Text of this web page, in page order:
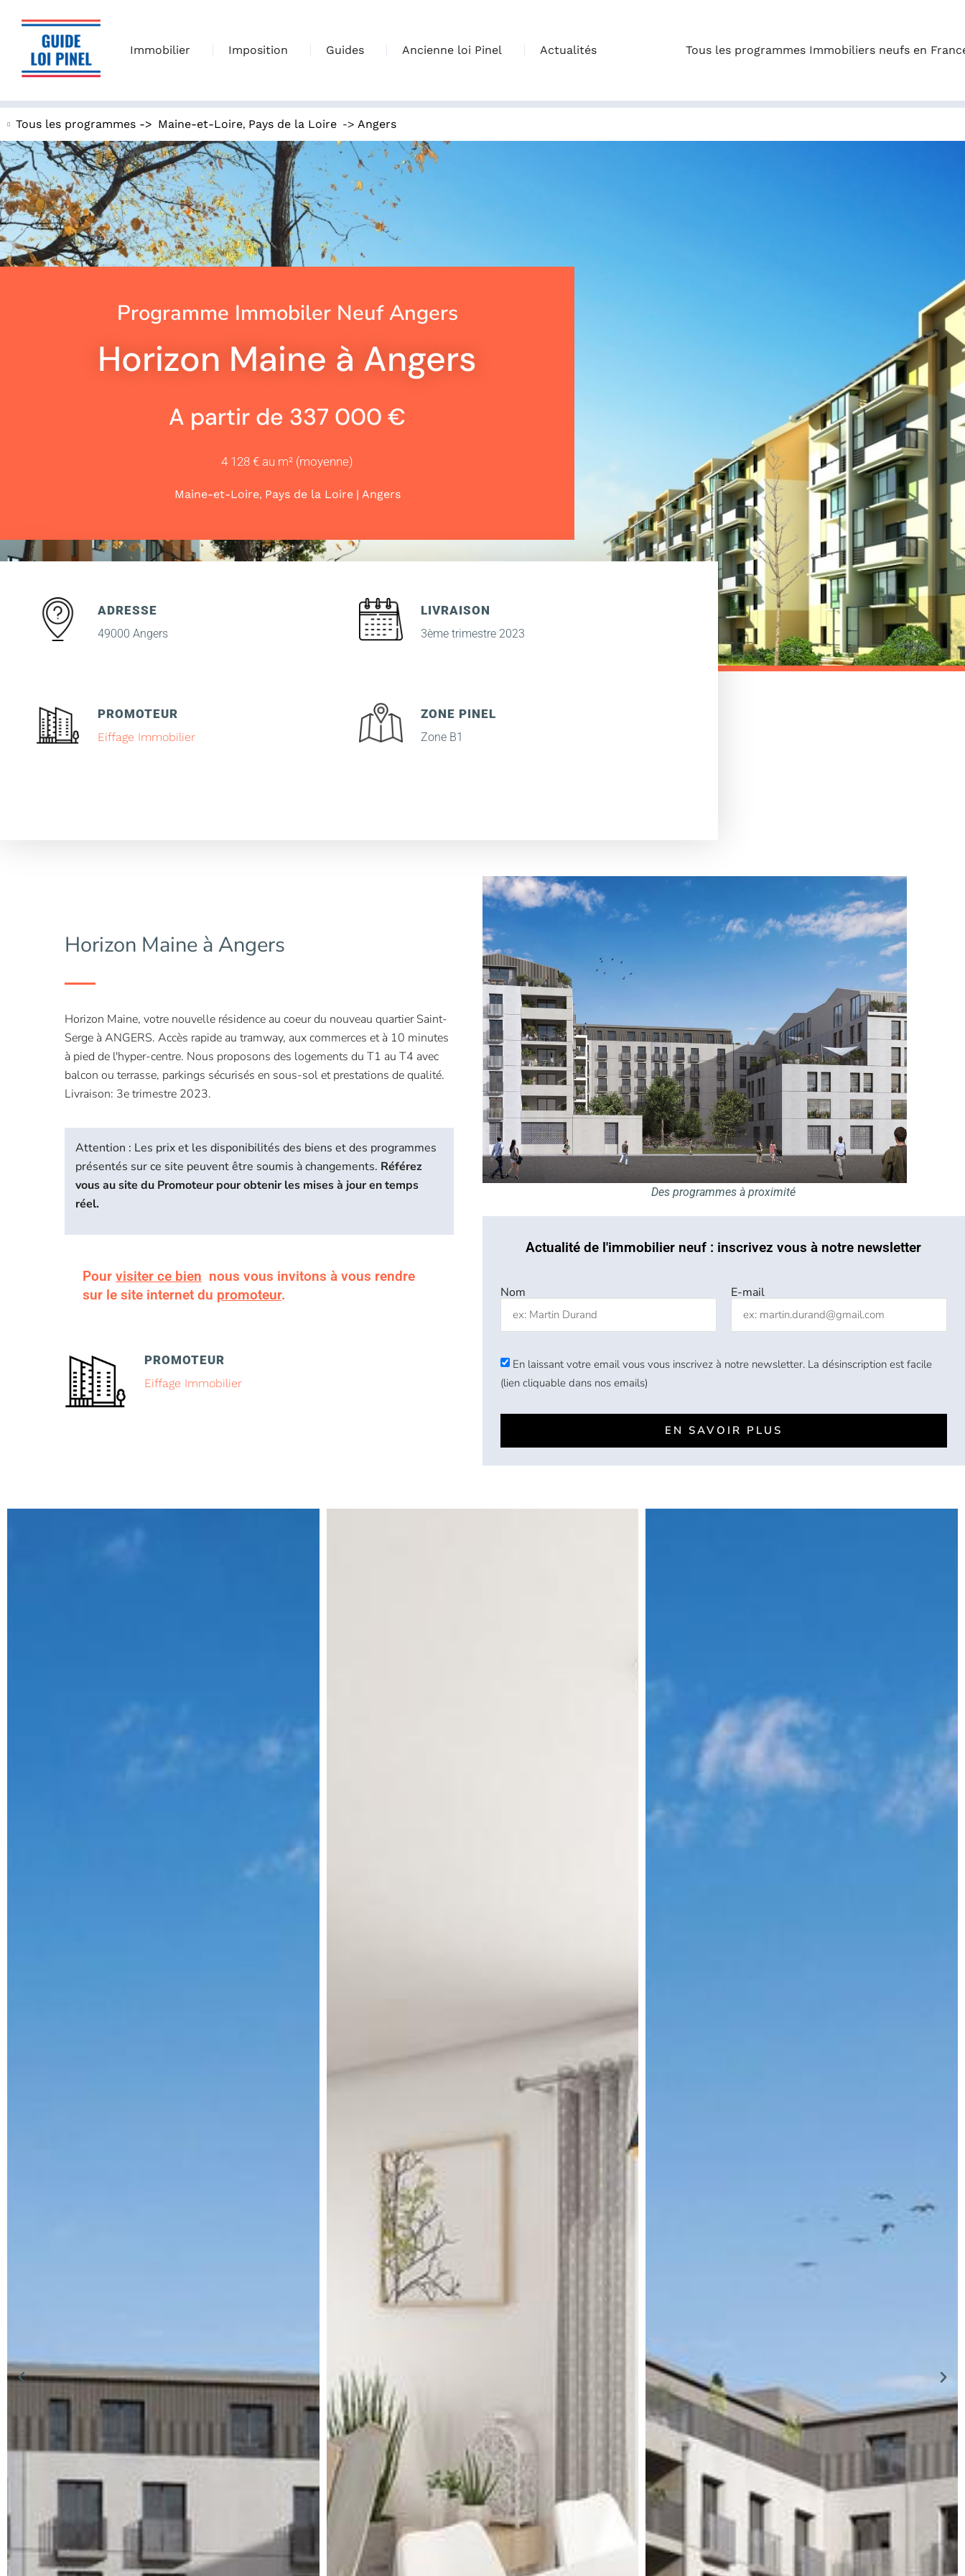
Immobilier Imposition Guides Ancienne loi Pinel Actualités Tous les programmes Immobiliers neufs en
Tous les programmes -> Maine-et-Loire, Pays de la Loire -> Angers
Programme Immobiler Neuf Angers
Horizon Maine à Angers
A partir de 337 000 €
4 128 € au m² (moyenne)
Maine-et-Loire, Pays de la Loire| Angers
ADRESSE
49000 Angers
LIVRAISON
3ème trimestre 2023
PROMOTEUR
Eiffage Immobilier
ZONE PINEL
Zone B1
Horizon Maine à Angers
Horizon Maine, votre nouvelle résidence au coeur du nouveau quartier Saint-
Serge à ANGERS. Accès rapide au tramway, aux commerces et à 10 minutes
à pied de l'hyper-centre. Nous proposons des logements du T1 au T4 avec
balcon ou terrasse, parkings sécurisés en sous-sol et prestations de qualité.
Livraison: 3e trimestre 2023.
Attention : Les prix et les disponibilités des biens et des programmes
présentés sur ce site peuvent être soumis à changements. Référez
vous au site du Promoteur pour obtenir les mises à jour en temps
réel.
Pour visiter ce bien nous vous invitons à vous rendre
sur le site internet du promoteur.
PROMOTEUR
Eiffage Immobilier
Des programmes à proximité
Actualité de l'immobilier neuf : inscrivez vous à notre newsletter
Nom E-mail
En laissant votre email vous vous inscrivez à notre newsletter. La désinscription est facile
(lien cliquable dans nos emails)
EN SAVOIR PLUS